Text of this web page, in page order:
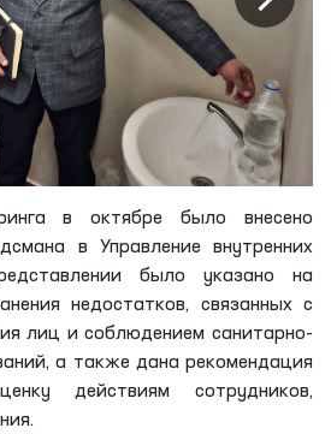
в октябре было внесено
в Управление внутренних
было указано на
недостатков, связанных с
лиц и соблюдением санитарно-
а также дана рекомендация
действиям сотрудников,